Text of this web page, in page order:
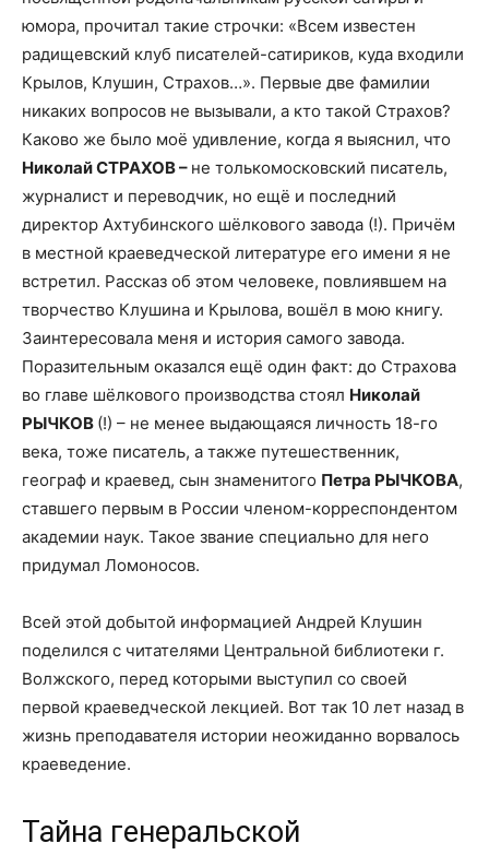
юмора, прочитал такие строчки: «Всем известен
радищевский клуб писателей-сатириков, куда входили
Крылов, Клушин, Страхов…». Первые две фамилии
никаких вопросов не вызывали, а кто такой Страхов?
Каково же было моё удивление, когда я выяснил, что
Николай СТРАХОВ – не толькомосковский писатель,
журналист и переводчик, но ещё и последний
директор Ахтубинского шёлкового завода (!). Причём
в местной краеведческой литературе его имени я не
встретил. Рассказ об этом человеке, повлиявшем на
творчество Клушина и Крылова, вошёл в мою книгу.
Заинтересовала меня и история самого завода.
Поразительным оказался ещё один факт: до Страхова
во главе шёлкового производства стоял Николай
РЫЧКОВ (!) – не менее выдающаяся личность 18-го
века, тоже писатель, а также путешественник,
географ и краевед, сын знаменитого Петра РЫЧКОВА,
ставшего первым в России членом-корреспондентом
академии наук. Такое звание специально для него
придумал Ломоносов.
Всей этой добытой информацией Андрей Клушин
поделился с читателями Центральной библиотеки г.
Волжского, перед которыми выступил со своей
первой краеведческой лекцией. Вот так 10 лет назад в
жизнь преподавателя истории неожиданно ворвалось
краеведение.
Тайна генеральской